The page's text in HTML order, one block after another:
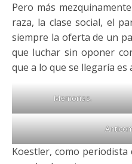
Pero más
raza, la clase social, el
siempre la oferta de un
que luchar sin oponer
que a lo que se llegaría
Memorias.
Koestler, como